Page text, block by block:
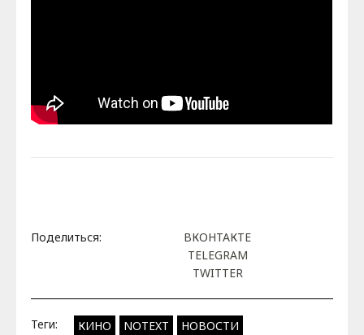
Поделиться:
ВКОНТАКТЕ
TELEGRAM
TWITTER
Теги: КИНО NOTEXT НОВОСТИ